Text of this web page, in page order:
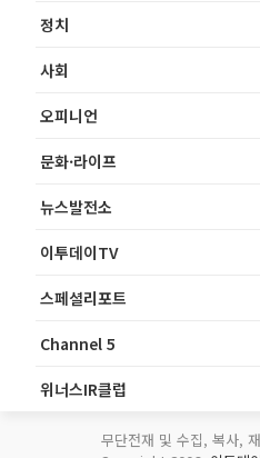
정치
사회
오피니언
문화·라이프
뉴스발전소
이투데이TV
스페셜리포트
Channel 5
위너스IR클럽
무단전재 및 수집, 복사,